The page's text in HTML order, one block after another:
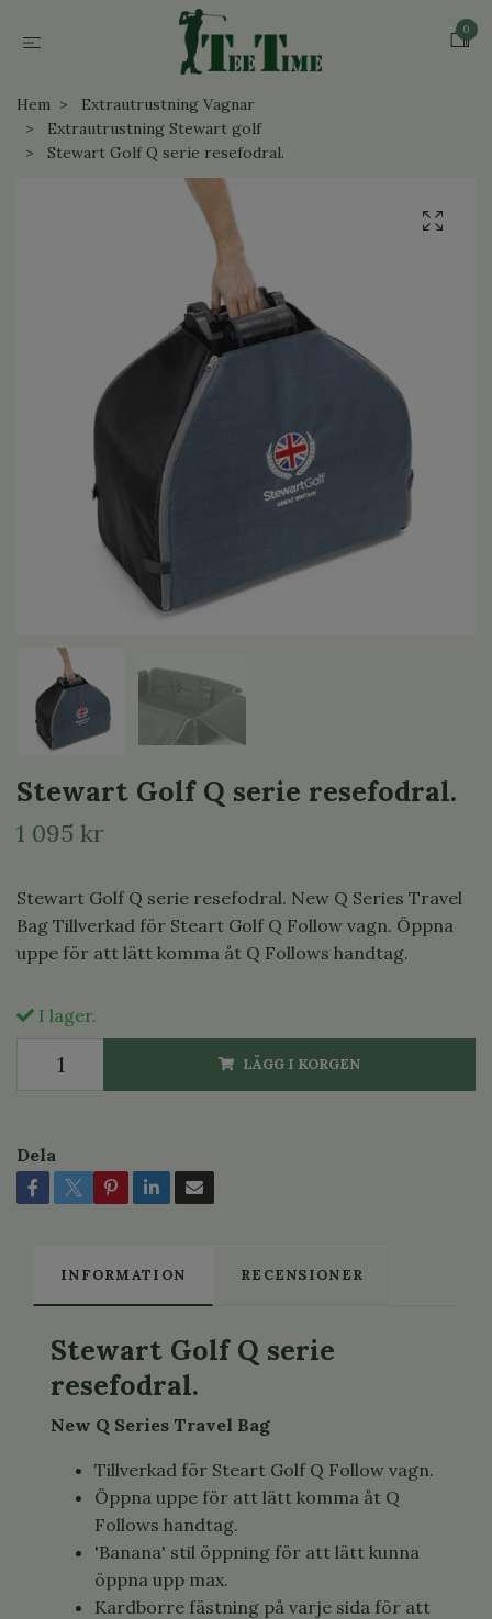
0
Hem
Extrautrustning Vagnar
Extrautrustning Stewart golf
Stewart Golf Q serie resefodral.
Stewart Golf Q serie resefodral.
1 095 kr
Stewart Golf Q serie resefodral. New Q Series Travel
Bag Tillverkad för Steart Golf Q Follow vagn. Öppna
uppe för att lätt komma åt Q Follows handtag.
I lager.
LÄGG I KORGEN
Dela
INFORMATION RECENSIONER
Stewart Golf Q serie
resefodral.
New Q Series Travel Bag
Tillverkad för Steart Golf Q Follow vagn.
Öppna uppe för att lätt komma åt Q
Follows handtag.
'Banana' stil öppning för att lätt kunna
öppna upp max.
Kardborre fästning på varje sida för att